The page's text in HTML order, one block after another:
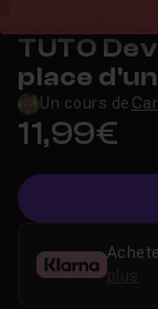
TUTO
place
Un cours de
11,99€
plus